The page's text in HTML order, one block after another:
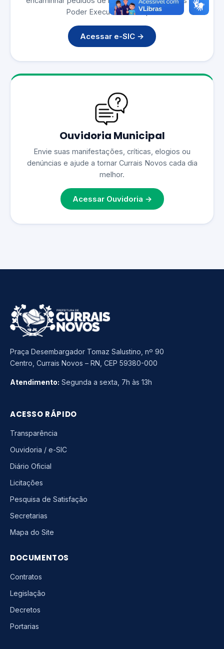
Poder Executivo Municipal.
Acessar e-SIC →
Ouvidoria Municipal
Envie suas manifestações, críticas, elogios ou
denúncias e ajude a tornar Currais Novos cada dia
melhor.
Acessar Ouvidoria →
Praça Desembargador Tomaz Salustino, nº 90
Centro, Currais Novos – RN, CEP 59380-000
Atendimento: Segunda a sexta, 7h às 13h
ACESSO RÁPIDO
Transparência
Ouvidoria / e-SIC
Diário Oficial
Licitações
Pesquisa de Satisfação
Secretarias
Mapa do Site
DOCUMENTOS
Contratos
Legislação
Decretos
Portarias